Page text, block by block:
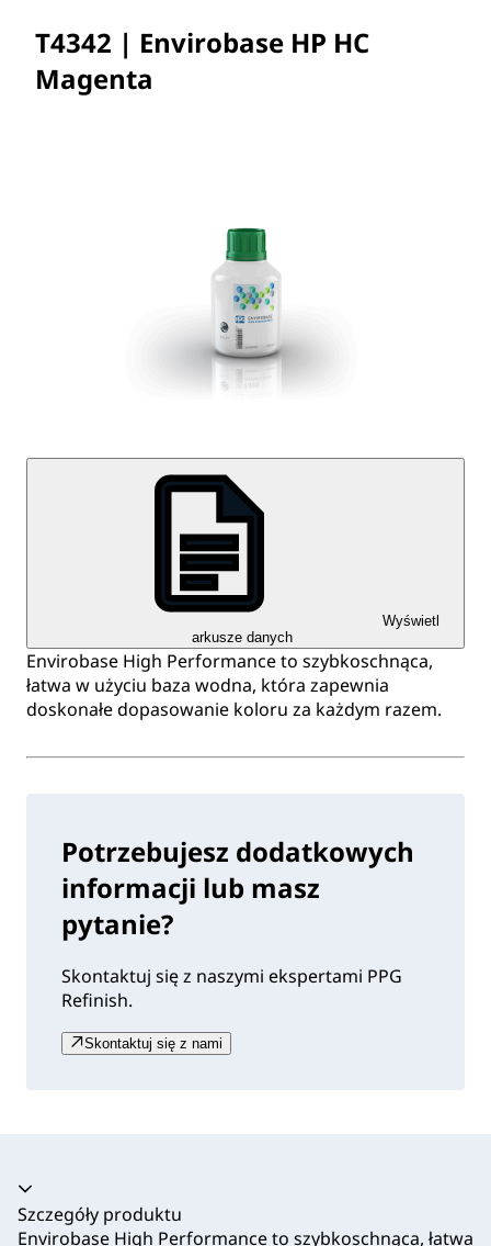
T4342 | Envirobase HP HC
Magenta
Wyświetl
arkusze danych
Envirobase High Performance to szybkoschnąca,
łatwa w użyciu baza wodna, która zapewnia
doskonałe dopasowanie koloru za każdym razem.
Potrzebujesz dodatkowych
informacji lub masz
pytanie?
Skontaktuj się z naszymi ekspertami PPG
Refinish.
Skontaktuj się z nami
Akordeon zwinięty
Szczegóły produktu
Envirobase High Performance to szybkoschnąca, łatwa